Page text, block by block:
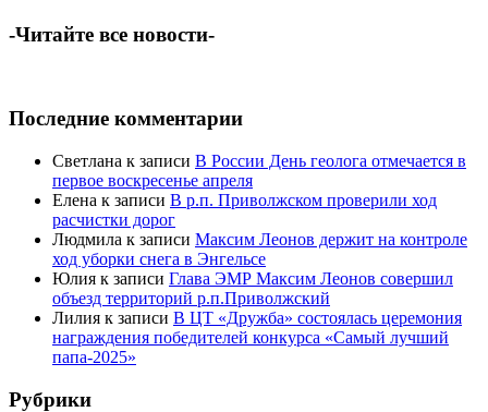
-Читайте все новости-
Последние комментарии
Светлана к записи В России День геолога отмечается в
первое воскресенье апреля
Елена к записи В р.п. Приволжском проверили ход
расчистки дорог
Людмила к записи Максим Леонов держит на контроле
ход уборки снега в Энгельсе
Юлия к записи Глава ЭМР Максим Леонов совершил
объезд территорий р.п.Приволжский
Лилия к записи В ЦТ «Дружба» состоялась церемония
награждения победителей конкурса «Самый лучший
папа-2025»
Рубрики